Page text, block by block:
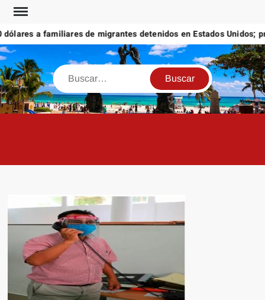
Saltar
contenidoa familiares de migrantes detenidos en Estados Unidos;
Buscar